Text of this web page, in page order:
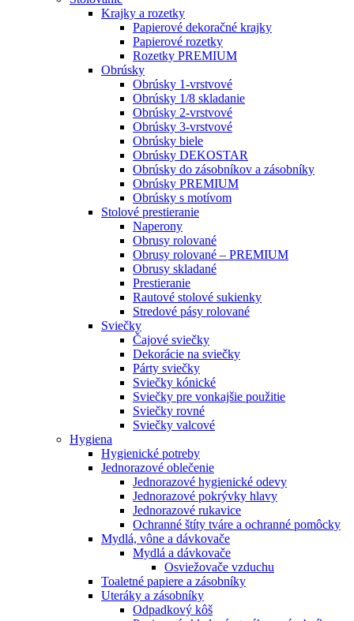
Krajky a rozetky
Papierové dekoračné krajky
Papierové rozetky
Rozetky PREMIUM
Obrúsky
Obrúsky 1-vrstvové
Obrúsky 1/8 skladanie
Obrúsky 2-vrstvové
Obrúsky 3-vrstvové
Obrúsky biele
Obrúsky DEKOSTAR
Obrúsky do zásobníkov a zásobníky
Obrúsky PREMIUM
Obrúsky s motívom
Stolové prestieranie
Naperony
Obrusy rolované
Obrusy rolované – PREMIUM
Obrusy skladané
Prestieranie
Rautové stolové sukienky
Stredové pásy rolované
Sviečky
Čajové sviečky
Dekorácie na sviečky
Párty sviečky
Sviečky kónické
Sviečky pre vonkajšie použitie
Sviečky rovné
Sviečky valcové
Hygiena
Hygienické potreby
Jednorazové oblečenie
Jednorazové hygienické odevy
Jednorazové pokrývky hlavy
Jednorazové rukavice
Ochranné štíty tváre a ochranné pomôcky
Mydlá, vône a dávkovače
Mydlá a dávkovače
Osviežovače vzduchu
Toaletné papiere a zásobníky
Uteráky a zásobníky
Odpadkový kôš